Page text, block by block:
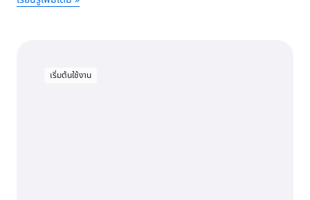
เริ่มต้นใช้งาน